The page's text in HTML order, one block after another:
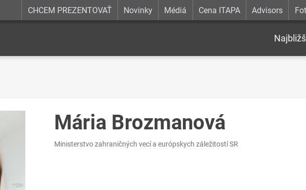
CHCEM PREZENTOVAŤ Novinky Médiá Cena ITAPA Advisors
Mária Brozmanová
Ministerstvo zahraničných vecí a európskych záležitostí SR